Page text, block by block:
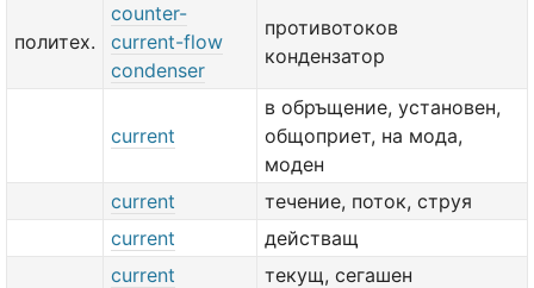
политех.
counter-
current-flow
condenser
противотоков
кондензатор
current
в обръщение, установен,
общоприет, на мода,
моден
current
течение, поток, струя
current
действащ
current
текущ, сегашен